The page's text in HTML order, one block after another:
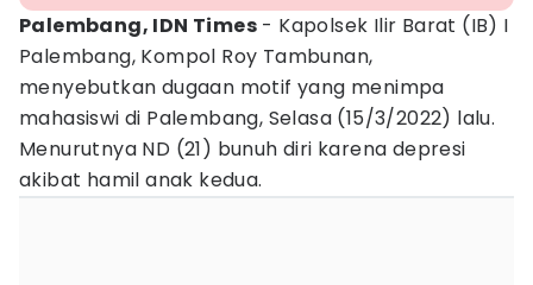
Palembang, IDN Times - Kapolsek Ilir Barat (IB) I
Palembang, Kompol Roy Tambunan,
menyebutkan dugaan motif yang menimpa
mahasiswi di Palembang, Selasa (15/3/2022) lalu.
Menurutnya ND (21) bunuh diri karena depresi
akibat hamil anak kedua.